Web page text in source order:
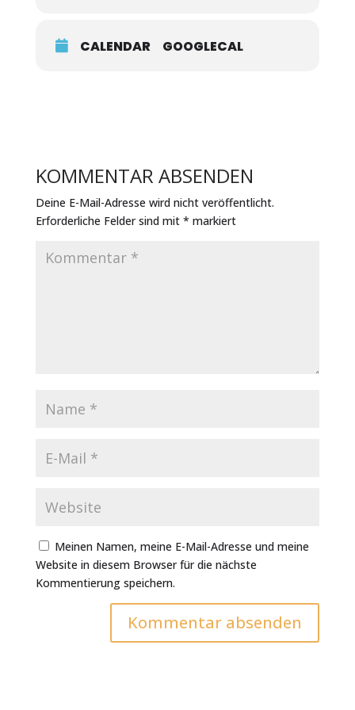
Manon Gropius, la hija de Alma Mahler y el célebre
arquitecto Walter Gropius.
CALENDAR GOOGLECAL
KOMMENTAR ABSENDEN
Deine E-Mail-Adresse wird nicht veröffentlicht.
Erforderliche Felder sind mit * markiert
Meinen Namen, meine E-Mail-Adresse und meine
Website in diesem Browser für die nächste
Kommentierung speichern.